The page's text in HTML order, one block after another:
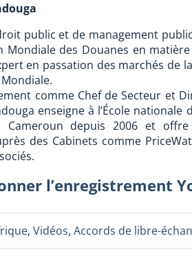
public et de management
Mondiale des Douanes en
en passation des marchés de
comme Chef de Secteur et
enseigne à l’École
Cameroun depuis 2006 et
des Cabinets comme
l’enregistrement
, Vidéos, Accords de libre-